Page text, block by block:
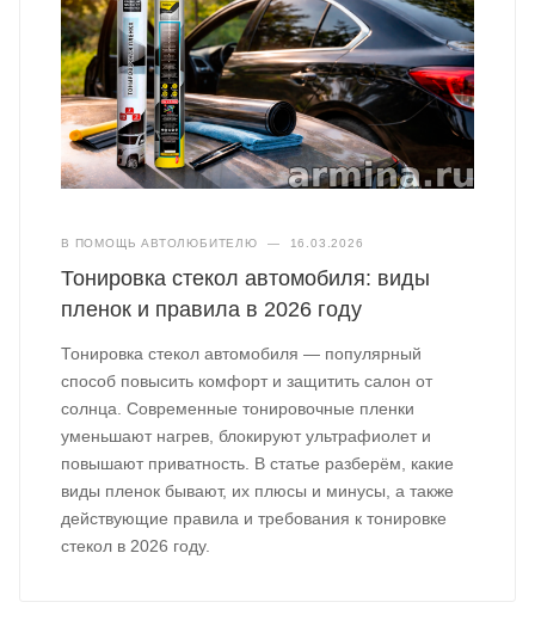
В ПОМОЩЬ АВТОЛЮБИТЕЛЮ — 16.03.2026
Тонировка стекол автомобиля: виды
пленок и правила в 2026 году
Тонировка стекол автомобиля — популярный
способ повысить комфорт и защитить салон от
солнца. Современные тонировочные пленки
уменьшают нагрев, блокируют ультрафиолет и
повышают приватность. В статье разберём, какие
виды пленок бывают, их плюсы и минусы, а также
действующие правила и требования к тонировке
стекол в 2026 году.